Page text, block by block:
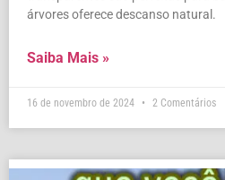
árvores oferece descanso natural.
Saiba Mais »
16 de novembro de 2024 2 Comentários